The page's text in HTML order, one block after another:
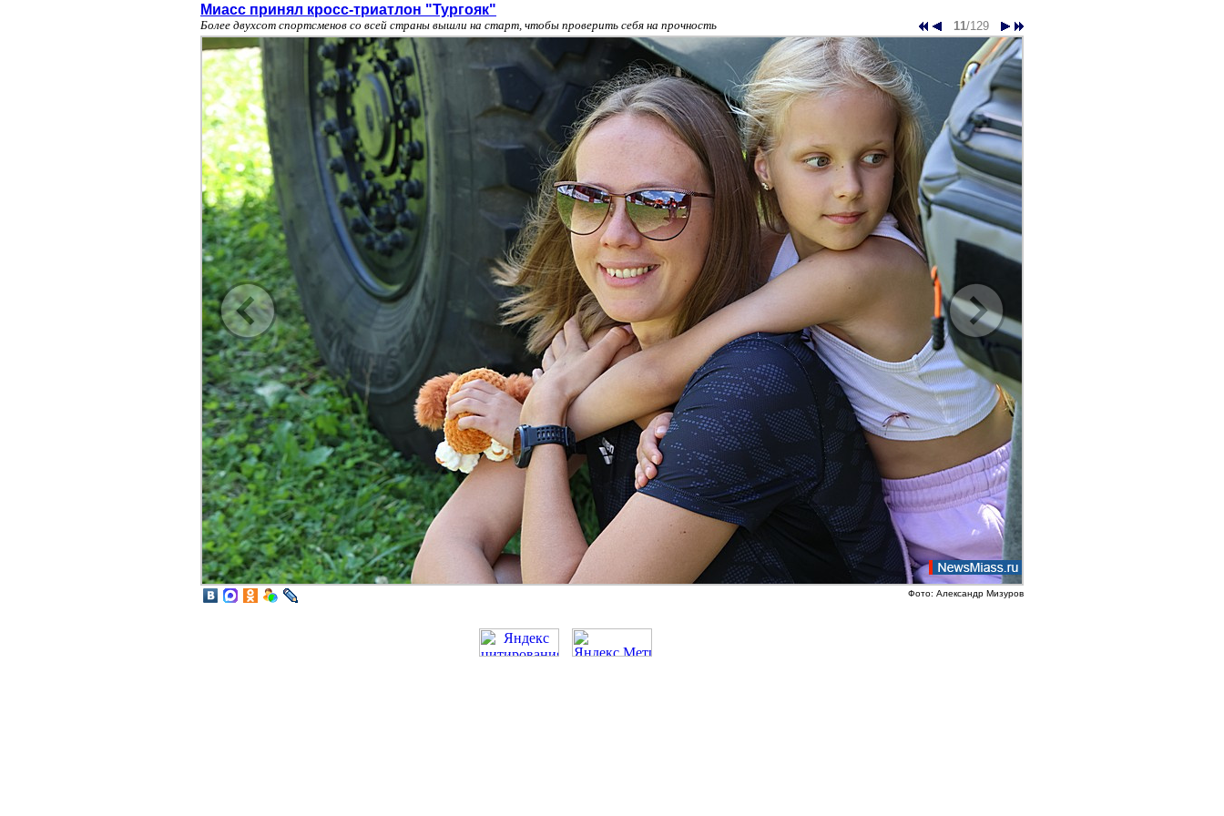
Миасс принял кросс-триатлон "Тургояк"
Более двухсот спортсменов со всей страны вышли на старт, чтобы проверить себя на прочность 11/129
Фото: Александр Мизуров